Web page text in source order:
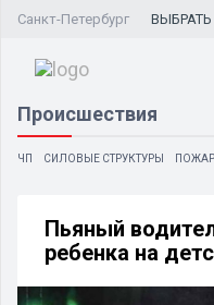
Санкт-Петербург ВЫБРАТЬ
Происшествия
ЧП СИЛОВЫЕ СТРУКТУРЫ
Пьяный
ребенка на